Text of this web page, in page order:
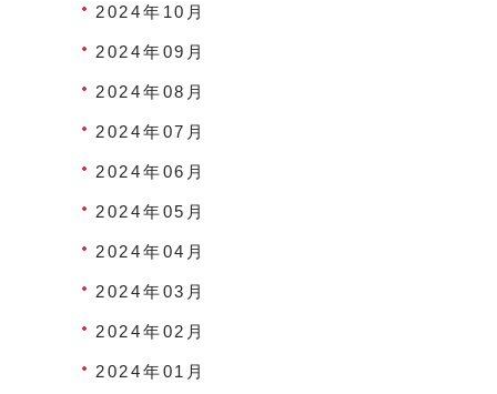
2024年10月
2024年09月
2024年08月
2024年07月
2024年06月
2024年05月
2024年04月
2024年03月
2024年02月
2024年01月